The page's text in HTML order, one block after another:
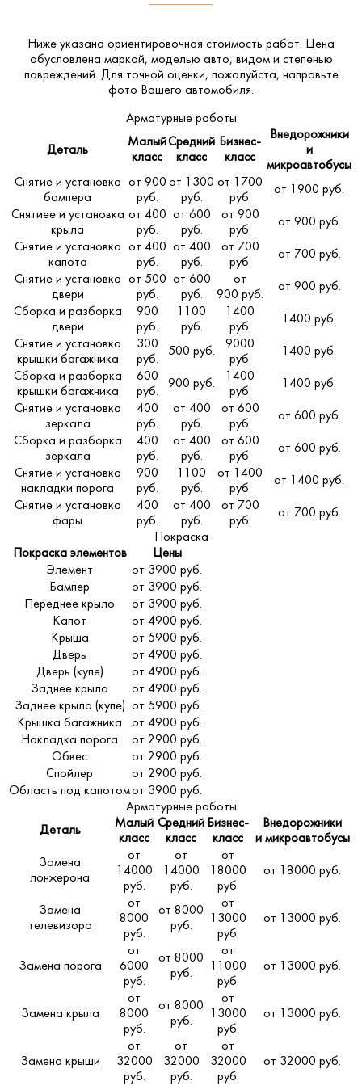
Ниже указана ориентировочная стоимость работ. Цена
обусловлена маркой, моделью авто, видом и степенью
повреждений. Для точной оценки, пожалуйста, направьте
фото Вашего автомобиля.
Арматурные работы
Деталь
Малый
класс
Средний
класс
Бизнес-
класс
Внедорожники
и
микроавтобусы
Снятие и установка
бампера
от 900
руб.
от 1300
руб.
от 1700
руб.
от 1900 руб.
Снятиее и установка
крыла
от 400
руб.
от 600
руб.
от 900
руб.
от 900 руб.
Снятие и установка
капота
от 400
руб.
от 400
руб.
от 700
руб.
от 700 руб.
Снятие и установка
двери
от 500
руб.
от 600
руб.
от
900 руб.
от 900 руб.
Сборка и разборка
двери
900
руб.
1100
руб.
1400
руб.
1400 руб.
Снятие и установка
крышки багажника
300
руб.
500 руб.
9000
руб.
1400 руб.
Сборка и разборка
крышки багажника
600
руб.
900 руб.
1400
руб.
1400 руб.
Снятие и установка
зеркала
400
руб.
от 400
руб.
от 600
руб.
от 600 руб.
Сборка и разборка
зеркала
400
руб.
от 400
руб.
от 600
руб.
от 600 руб.
Снятие и установка
накладки порога
900
руб.
1100
руб.
от 1400
руб.
от 1400 руб.
Снятие и установка
фары
400
руб.
от 400
руб.
от 700
руб.
от 700 руб.
Покраска
Покраска элементов
Цены
Элемент
от 3900 руб.
Бампер
от 3900 руб.
Переднее крыло
от 3900 руб.
Капот
от 4900 руб.
Крыша
от 5900 руб.
Дверь
от 4900 руб.
Дверь (купе)
от 4900 руб.
Заднее крыло
от 4900 руб.
Заднее крыло (купе) от 5900 руб.
Крышка багажника
от 4900 руб.
Накладка порога
от 2900 руб.
Обвес
от 2900 руб.
Спойлер
от 2900 руб.
Область под капотомот 3900 руб.
Арматурные работы
Деталь
Малый
класс
Средний
класс
Бизнес-
класс
Внедорожники
и микроавтобусы
Замена
лонжерона
от
14000
руб.
от
14000
руб.
от
18000
руб.
от 18000 руб.
Замена
телевизора
от
8000
руб.
от 8000
руб.
от
13000
руб.
от 13000 руб.
Замена порога
от
6000
руб.
от 8000
руб.
от
11000
руб.
от 13000 руб.
Замена крыла
от
8000
руб.
от 8000
руб.
от
13000
руб.
от 13000 руб.
Замена крыши
от
32000
руб.
от
32000
руб.
от
32000
руб.
от 32000 руб.